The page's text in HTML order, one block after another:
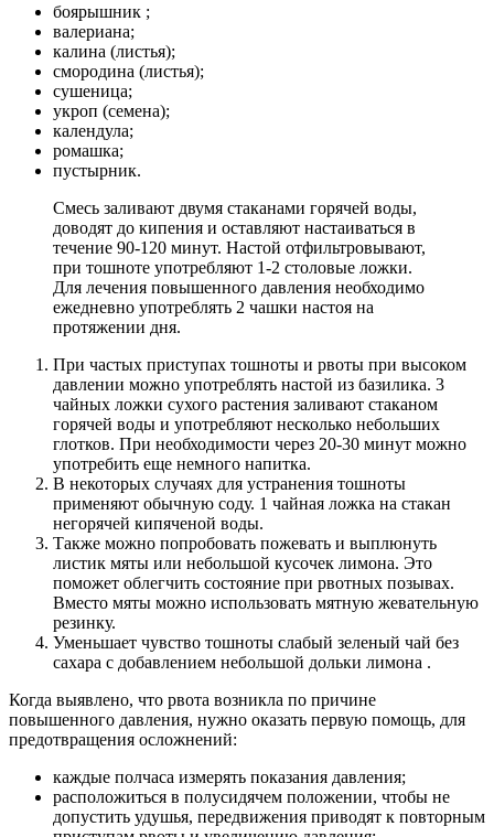
боярышник ;
валериана;
калина (листья);
смородина (листья);
сушеница;
укроп (семена);
календула;
ромашка;
пустырник.
Смесь заливают двумя стаканами горячей воды,
доводят до кипения и оставляют настаиваться в
течение 90-120 минут. Настой отфильтровывают,
при тошноте употребляют 1-2 столовые ложки.
Для лечения повышенного давления необходимо
ежедневно употреблять 2 чашки настоя на
протяжении дня.
При частых приступах тошноты и рвоты при высоком
давлении можно употреблять настой из базилика. 3
чайных ложки сухого растения заливают стаканом
горячей воды и употребляют несколько небольших
глотков. При необходимости через 20-30 минут можно
употребить еще немного напитка.
В некоторых случаях для устранения тошноты
применяют обычную соду. 1 чайная ложка на стакан
негорячей кипяченой воды.
Также можно попробовать пожевать и выплюнуть
листик мяты или небольшой кусочек лимона. Это
поможет облегчить состояние при рвотных позывах.
Вместо мяты можно использовать мятную жевательную
резинку.
Уменьшает чувство тошноты слабый зеленый чай без
сахара с добавлением небольшой дольки лимона .
Когда выявлено, что рвота возникла по причине
повышенного давления, нужно оказать первую помощь, для
предотвращения осложнений:
каждые полчаса измерять показания давления;
расположиться в полусидячем положении, чтобы не
допустить удушья, передвижения приводят к повторным